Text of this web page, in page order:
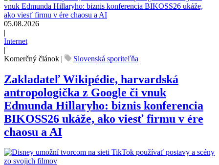
05.08.2026
|
Internet
|
Komerčný článok | Slovenská sporiteľňa
Zakladateľ Wikipédie, harvardská
antropologička z Google či vnuk
Edmunda Hillaryho: biznis konferencia
BIKOSS26 ukáže, ako viesť firmu v ére
chaosu a AI